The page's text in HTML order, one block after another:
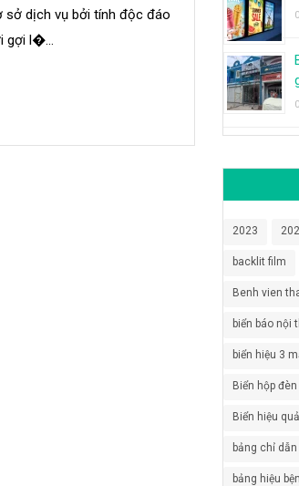
sở dịch vụ bởi tính độc đáo
gợi l�...
2023
backlit film
Benh vien
biển báo nội
biển hiệu 3
Biển hộp đèn
Biển hiệu
bảng chỉ
bảng hiệu